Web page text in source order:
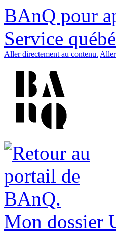
BAnQ pour
Service
Aller directement au contenu.
Mon dossier